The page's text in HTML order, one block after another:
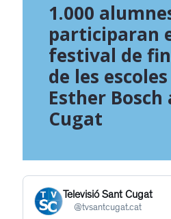
1.000
participaran
festival de
de les
Esther Bosch
Cugat
Televisió Sant Cugat
@tvsantcugat.cat